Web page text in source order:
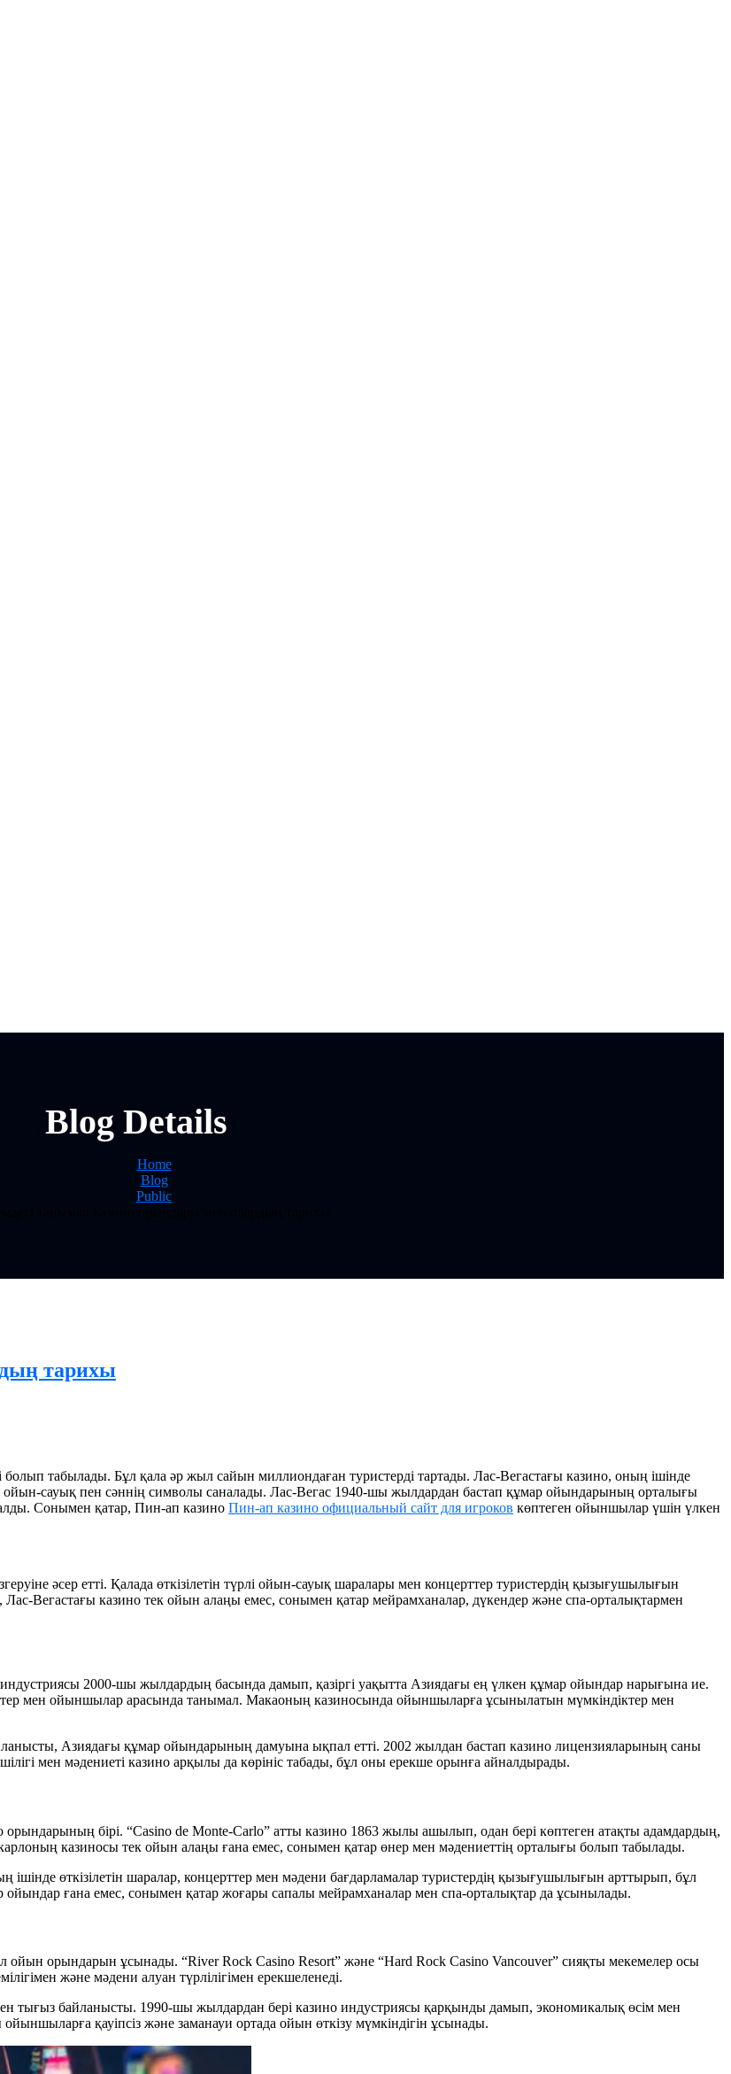
Blog Details
Home
Blog
Public
тарихы
табылады. Бұл қала әр жыл сайын миллиондаған туристерді тартады. Лас-Вегастағы казино, оның ішінде
сауық пен сәннің символы саналады. Лас-Вегас 1940-шы жылдардан бастап құмар ойындарының орталығы
Сонымен қатар, Пин-ап казино Пин-ап казино официальный сайт для игроков көптеген ойыншылар үшін үлкен
әсер етті. Қалада өткізілетін түрлі ойын-сауық шаралары мен концерттер туристердің қызығушылығын
Вегастағы казино тек ойын алаңы емес, сонымен қатар мейрамханалар, дүкендер және спа-орталықтармен
2000-шы жылдардың басында дамып, қазіргі уақытта Азиядағы ең үлкен құмар ойындар нарығына ие.
мен ойыншылар арасында танымал. Макаоның казиносында ойыншыларға ұсынылатын мүмкіндіктер мен
Азиядағы құмар ойындарының дамуына ықпал етті. 2002 жылдан бастап казино лицензияларының саны
мен мәдениеті казино арқылы да көрініс табады, бұл оны ерекше орынға айналдырады.
орындарының бірі. “Casino de Monte-Carlo” атты казино 1863 жылы ашылып, одан бері көптеген атақты адамдардың,
казиносы тек ойын алаңы ғана емес, сонымен қатар өнер мен мәдениеттің орталығы болып табылады.
ішінде өткізілетін шаралар, концерттер мен мәдени бағдарламалар туристердің қызығушылығын арттырып, бұл
ғана емес, сонымен қатар жоғары сапалы мейрамханалар мен спа-орталықтар да ұсынылады.
ойын орындарын ұсынады. “River Rock Casino Resort” және “Hard Rock Casino Vancouver” сияқты мекемелер осы
және мәдени алуан түрлілігімен ерекшеленеді.
тығыз байланысты. 1990-шы жылдардан бері казино индустриясы қарқынды дамып, экономикалық өсім мен
қауіпсіз және заманауи ортада ойын өткізу мүмкіндігін ұсынады.